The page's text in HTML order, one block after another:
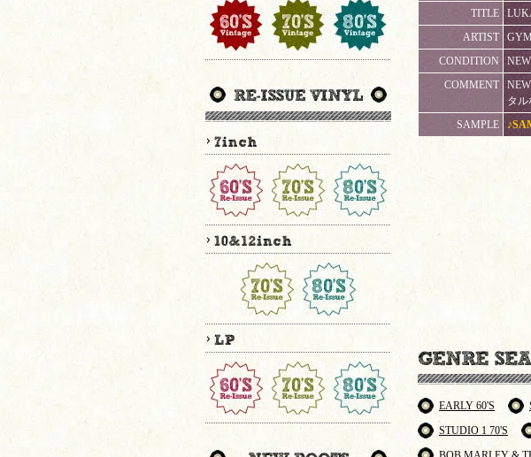
TITLE
ARTIST
CONDITION
NEW
COMMENT
タ
SAMPLE
EARLY 60'S
STUDIO 1 70'S